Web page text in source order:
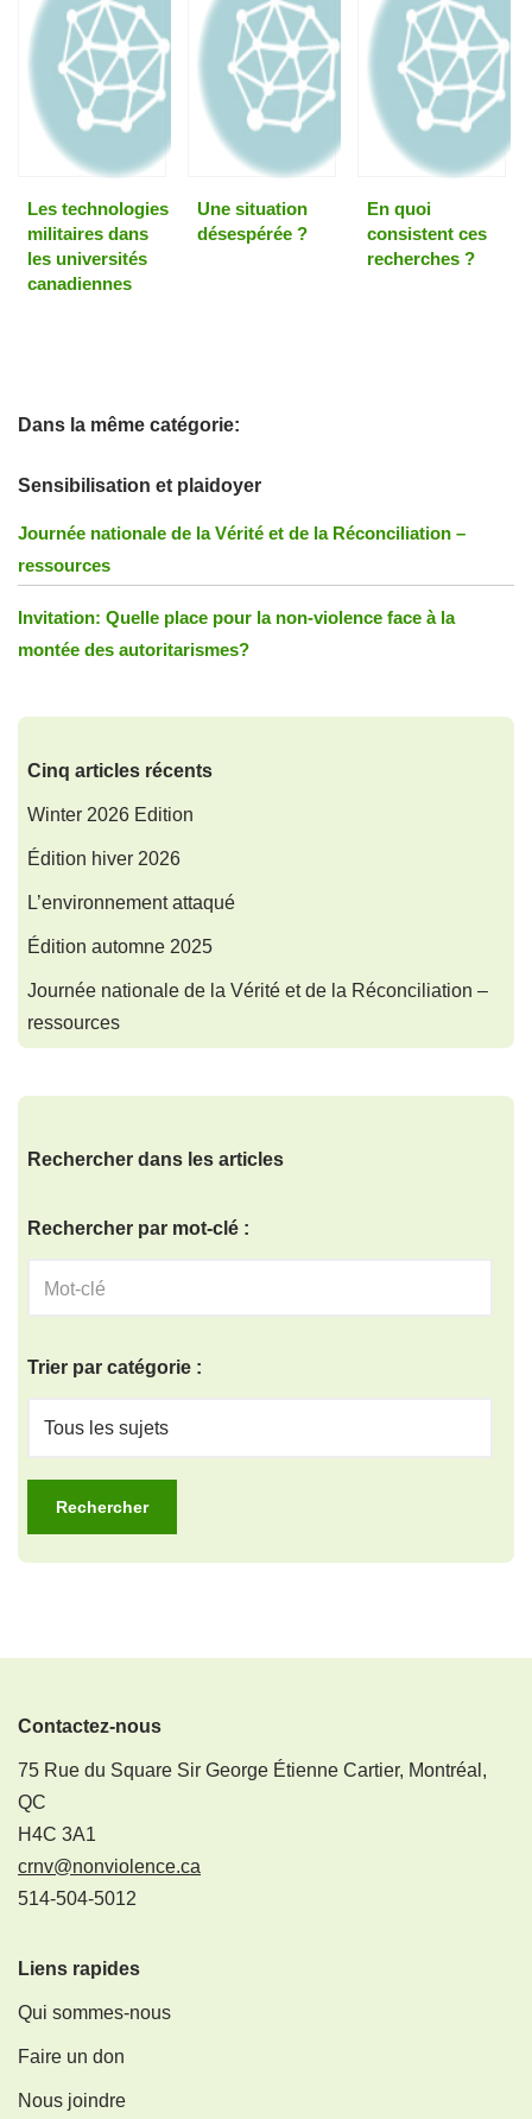
Les technologies
militaires dans
les universités
canadiennes
Une situation
désespérée ?
En quoi
consistent ces
recherches ?
Dans la même catégorie:
Sensibilisation et plaidoyer
Journée nationale de la Vérité et de la Réconciliation –
ressources
Invitation: Quelle place pour la non-violence face à la
montée des autoritarismes?
Cinq articles récents
Winter 2026 Edition
Édition hiver 2026
L’environnement attaqué
Édition automne 2025
Journée nationale de la Vérité et de la Réconciliation –
ressources
Rechercher dans les articles
Rechercher par mot-clé :
Trier par catégorie :
Contactez-nous
75 Rue du Square Sir George Étienne Cartier, Montréal,
QC
H4C 3A1
crnv@nonviolence.ca
514-504-5012
Liens rapides
Qui sommes-nous
Faire un don
Nous joindre